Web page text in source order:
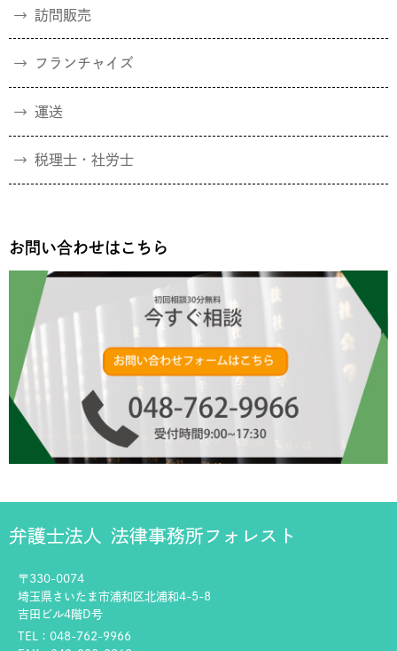
訪問販売
フランチャイズ
運送
税理士・社労士
お問い合わせはこちら
弁護士法人 法律事務所フォレスト
〒330-0074
埼玉県さいたま市浦和区北浦和4-5-8
吉田ビル4階D号
TEL：048-762-9966